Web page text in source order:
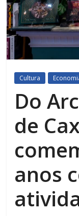
Cultura
Do
de
anos